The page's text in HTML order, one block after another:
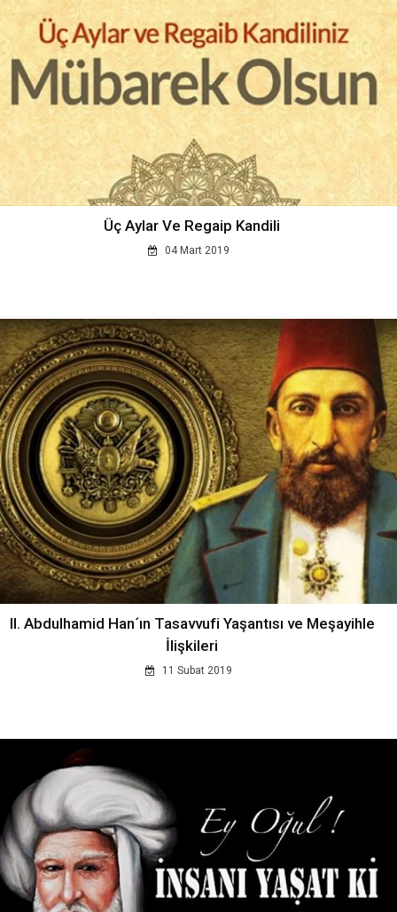
Üç Aylar Ve Regaip Kandili
04 Mart 2019
II. Abdulhamid Han´ın Tasavvufi Yaşantısı ve Meşayihle
İlişkileri
11 Subat 2019